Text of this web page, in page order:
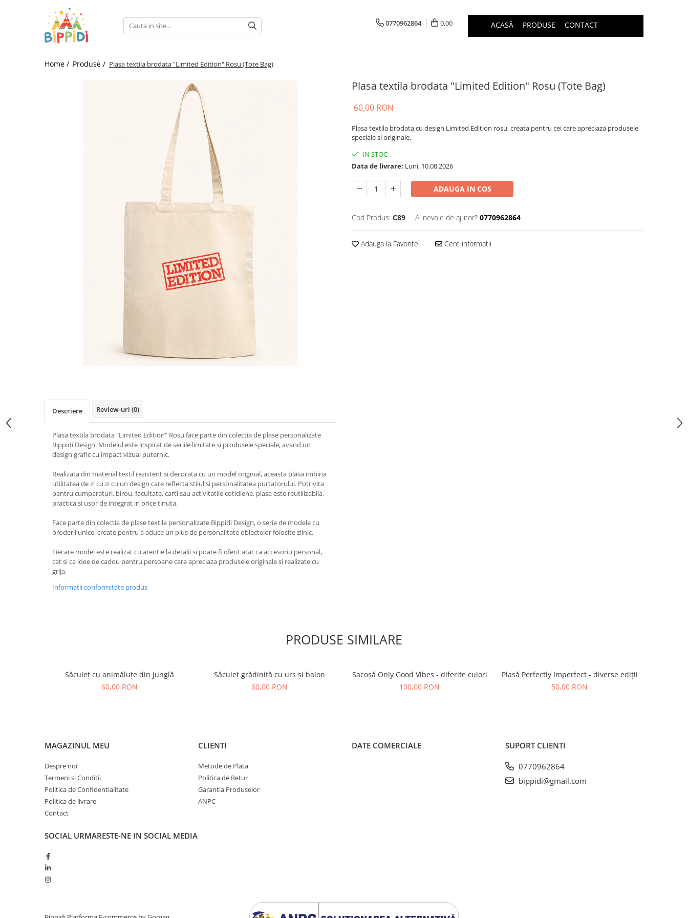
0770962864 0,00 ACASĂ PRODUSE CONTACT
Home / Produse / Plasa textila brodata "Limited Edition" Rosu (Tote Bag)
Plasa textila brodata "Limited Edition" Rosu (Tote Bag)
60,00 RON
Plasa textila brodata cu design Limited Edition rosu, creata pentru cei care apreciaza produsele
speciale si originale.
IN STOC
Data de livrare: Luni, 10.08.2026
ADAUGA IN COS
Cod Produs: C89 Ai nevoie de ajutor? 0770962864
Adauga la Favorite Cere informatii
Descriere Review-uri (0)
Plasa textila brodata "Limited Edition" Rosu face parte din colectia de plase personalizate
Bippidi Design. Modelul este inspirat de seriile limitate si produsele speciale, avand un
design grafic cu impact vizual puternic.
Realizata din material textil rezistent si decorata cu un model original, aceasta plasa imbina
utilitatea de zi cu zi cu un design care reflecta stilul si personalitatea purtatorului. Potrivita
pentru cumparaturi, birou, facultate, carti sau activitatile cotidiene, plasa este reutilizabila,
practica si usor de integrat in orice tinuta.
Face parte din colectia de plase textile personalizate Bippidi Design, o serie de modele cu
broderii unice, create pentru a aduce un plus de personalitate obiectelor folosite zilnic.
Fiecare model este realizat cu atentie la detalii si poate fi oferit atat ca accesoriu personal,
cat si ca idee de cadou pentru persoane care apreciaza produsele originale si realizate cu
grija.
Informatii conformitate produs
PRODUSE SIMILARE
Săculeț cu animăluțe din junglă
60,00 RON
Săculeț grădiniță cu urs și balon
60,00 RON
Sacoșă Only Good Vibes - diferite culori
100,00 RON
Plasă Perfectly Imperfect - diverse ediții
50,00 RON
MAGAZINUL MEU
Despre noi
Termeni si Conditii
Politica de Confidentialitate
Politica de livrare
Contact
CLIENTI
Metode de Plata
Politica de Retur
Garantia Produselor
ANPC
DATE COMERCIALE SUPORT CLIENTI
0770962864
bippidi@gmail.com
SOCIAL URMARESTE-NE IN SOCIAL MEDIA